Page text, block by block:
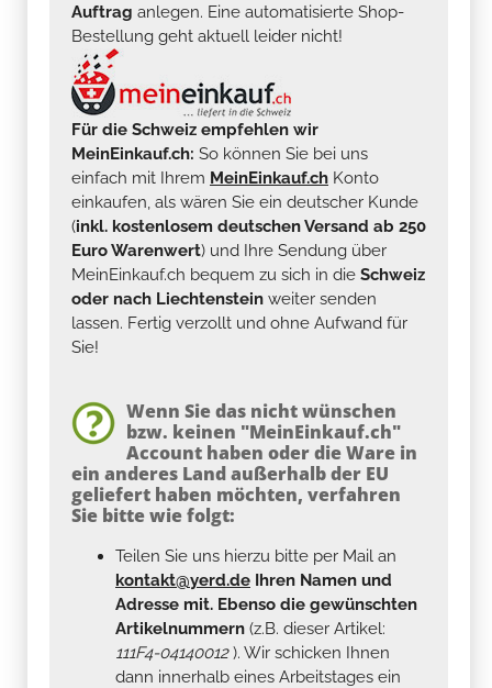
Auftrag anlegen. Eine automatisierte Shop-
Bestellung geht aktuell leider nicht!
Für die Schweiz empfehlen wir
MeinEinkauf.ch: So können Sie bei uns
einfach mit Ihrem MeinEinkauf.ch Konto
einkaufen, als wären Sie ein deutscher Kunde
(inkl. kostenlosem deutschen Versand ab 250
Euro Warenwert) und Ihre Sendung über
MeinEinkauf.ch bequem zu sich in die Schweiz
oder nach Liechtenstein weiter senden
lassen. Fertig verzollt und ohne Aufwand für
Sie!
Wenn Sie das nicht wünschen
bzw. keinen "MeinEinkauf.ch"
Account haben oder die Ware in
ein anderes Land außerhalb der EU
geliefert haben möchten, verfahren
Sie bitte wie folgt:
Teilen Sie uns hierzu bitte per Mail an
kontakt@yerd.de Ihren Namen und
Adresse mit. Ebenso die gewünschten
Artikelnummern (z.B. dieser Artikel:
111F4-04140012). Wir schicken Ihnen
dann innerhalb eines Arbeitstages ein